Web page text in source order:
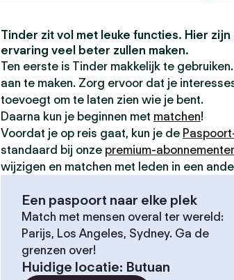
Tinder zit vol met leuke functies. Hier
ervaring veel beter zullen maken.
Ten eerste is Tinder makkelijk te
aan te maken. Zorg ervoor dat je
toevoegt om te laten zien wie je bent.
Daarna kun je beginnen met matchen!
Voordat je op reis gaat, kun je de
standaard bij onze premium-
wijzigen en matchen met leden in een
Een paspoort naar elke plek
Match met mensen overal ter wereld:
Parijs, Los Angeles, Sydney. Ga de
grenzen over!
Huidige locatie: Butuan